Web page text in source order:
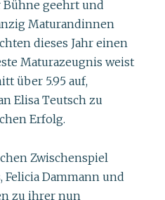
Bühne geehrt und
Maturandinnen
dieses Jahr einen
Maturazeugnis weist
über 5.95 auf,
Elisa Teutsch zu
Erfolg.
Zwischenspiel
Felicia Dammann und
zu ihrer nun